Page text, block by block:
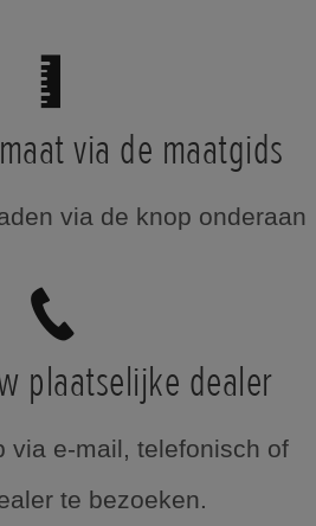
via de maatgids
via de knop onderaan
plaatselijke dealer
via e-mail, telefonisch of
te bezoeken.